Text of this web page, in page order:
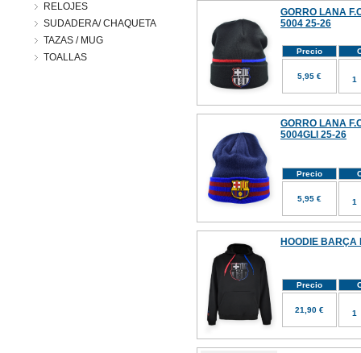
RELOJES
SUDADERA/ CHAQUETA
TAZAS / MUG
TOALLAS
GORRO LANA
5004 25-26
Precio
5,95 €
GORRO LANA
5004GLI 25-26
Precio
5,95 €
HOODIE BARÇA
Precio
21,90 €